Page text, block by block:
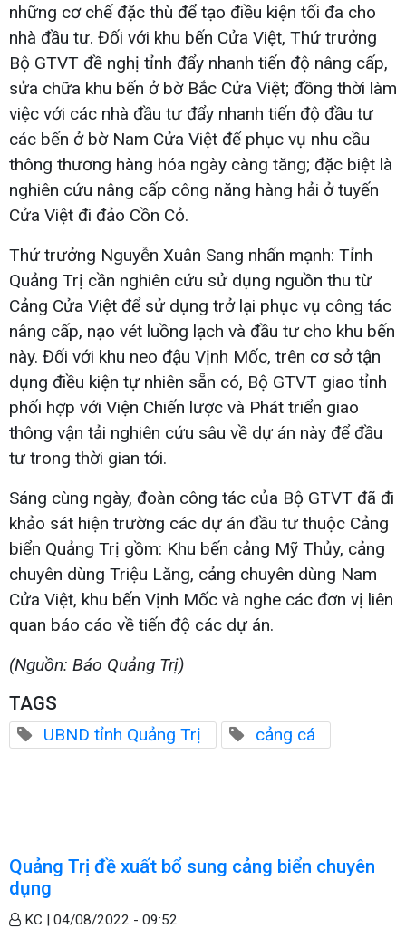
những cơ chế đặc thù để tạo điều kiện tối đa cho
nhà đầu tư. Đối với khu bến Cửa Việt, Thứ trưởng
Bộ GTVT đề nghị tỉnh đẩy nhanh tiến độ nâng cấp,
sửa chữa khu bến ở bờ Bắc Cửa Việt; đồng thời làm
việc với các nhà đầu tư đẩy nhanh tiến độ đầu tư
các bến ở bờ Nam Cửa Việt để phục vụ nhu cầu
thông thương hàng hóa ngày càng tăng; đặc biệt là
nghiên cứu nâng cấp công năng hàng hải ở tuyến
Cửa Việt đi đảo Cồn Cỏ.
Thứ trưởng Nguyễn Xuân Sang nhấn mạnh: Tỉnh
Quảng Trị cần nghiên cứu sử dụng nguồn thu từ
Cảng Cửa Việt để sử dụng trở lại phục vụ công tác
nâng cấp, nạo vét luồng lạch và đầu tư cho khu bến
này. Đối với khu neo đậu Vịnh Mốc, trên cơ sở tận
dụng điều kiện tự nhiên sẵn có, Bộ GTVT giao tỉnh
phối hợp với Viện Chiến lược và Phát triển giao
thông vận tải nghiên cứu sâu về dự án này để đầu
tư trong thời gian tới.
Sáng cùng ngày, đoàn công tác của Bộ GTVT đã đi
khảo sát hiện trường các dự án đầu tư thuộc Cảng
biển Quảng Trị gồm: Khu bến cảng Mỹ Thủy, cảng
chuyên dùng Triệu Lăng, cảng chuyên dùng Nam
Cửa Việt, khu bến Vịnh Mốc và nghe các đơn vị liên
quan báo cáo về tiến độ các dự án.
(Nguồn: Báo Quảng Trị)
TAGS
UBND tỉnh Quảng Trị cảng cá
Quảng Trị đề xuất bổ sung cảng biển chuyên
dụng
KC | 04/08/2022 - 09:52